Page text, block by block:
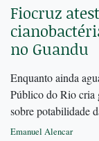
Fiocruz
no Guandu
Enquanto ainda
Público do Rio cria
sobre potabilidade
Emanuel Alencar